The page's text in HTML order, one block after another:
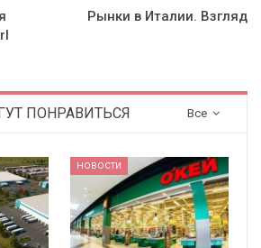
Рынки в Италии. Взгляд
Все
ПОНРАВИТЬСЯ
НОВОСТИ